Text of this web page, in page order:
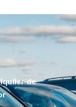
de